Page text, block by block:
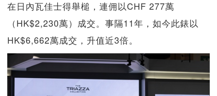
在日內瓦佳士得舉槌，連佣以CHF 277萬
（HK$2,230萬）成交。事隔11年，如今此錶以
HK$6,662萬成交，升值近3倍。